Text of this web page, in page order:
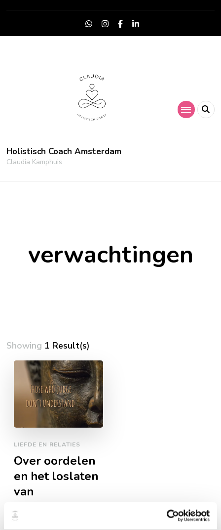
Holistisch Coach Amsterdam
Claudia Kamphuis
verwachtingen
Showing 1 Result(s)
LIEFDE EN RELATIES
Over oordelen
en het loslaten
van
verwachtingen